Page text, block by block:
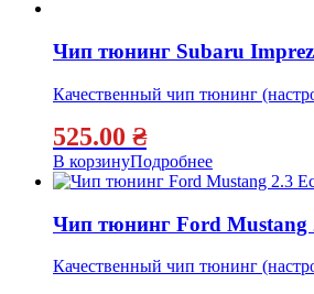
Чип тюнинг Subaru
Качественный чип тюнинг
525.00 ₴
В корзинуПодробнее
Чип тюнинг Ford Mustang
Качественный чип тюнинг